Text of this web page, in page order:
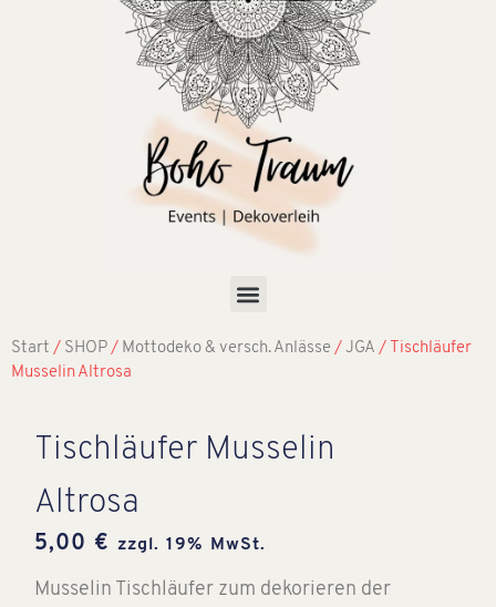
Start / SHOP / Mottodeko & versch. Anlässe / JGA / Tischläufer
Musselin Altrosa
Tischläufer Musselin
Altrosa
5,00 € zzgl. 19% MwSt.
Musselin Tischläufer zum dekorieren der